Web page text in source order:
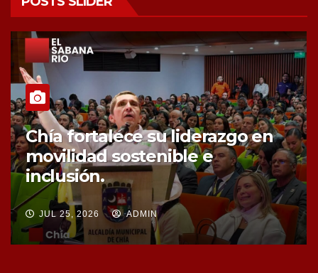
Chía fortalece la protección de
sus fuentes hídricas con la
compra de tres nuevos predios
JUL 25, 2026 ADMIN